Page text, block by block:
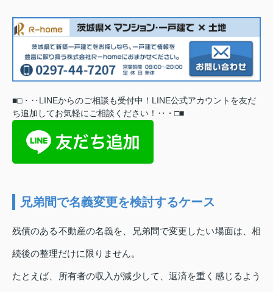
■□・‥LINEからのご相談も受付中！LINE公式アカウントを友だ
ち追加してお気軽にご相談ください ！ ‥ ・ □■
兄弟間で名義変更を検討するケース
残債のある不動産の名義を、兄弟間で変更したい場面は、相
続後の整理だけに限りません。
たとえば、所有者の収入が減少して、返済を重く感じるよう